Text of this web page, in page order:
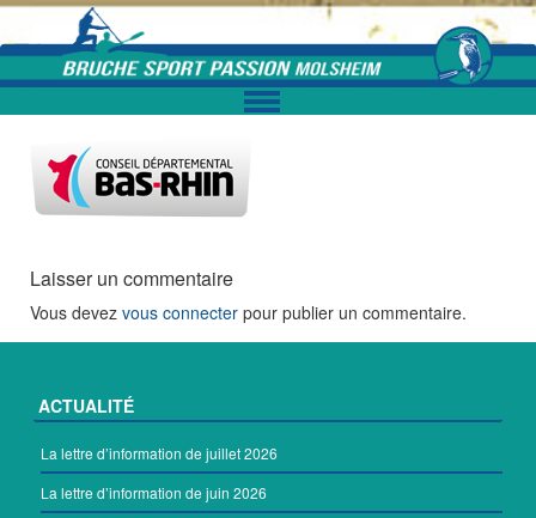
Laisser un commentaire
Vous devez vous connecter pour publier un commentaire.
ACTUALITÉ
La lettre d’information de juillet 2026
La lettre d’information de juin 2026